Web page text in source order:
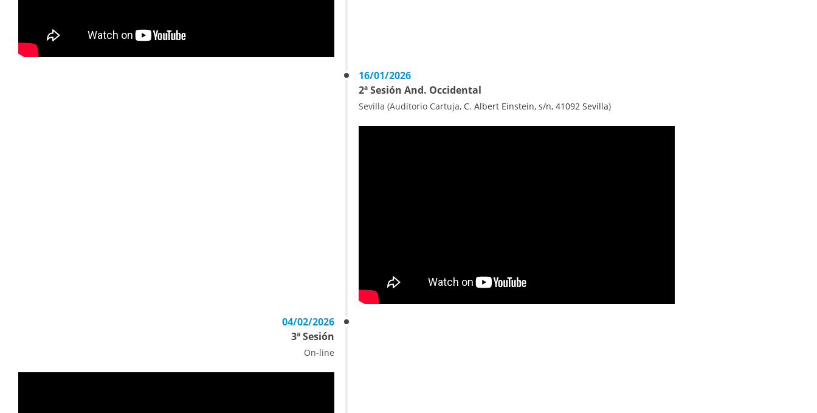
16/01/2026
2ª Sesión And. Occidental
Sevilla (Auditorio Cartuja, C. Albert Einstein, s/n, 41092 Sevilla)
04/02/2026
3ª Sesión
On-line